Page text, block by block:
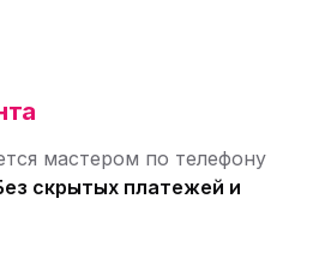
мастером по телефону
скрытых платежей и